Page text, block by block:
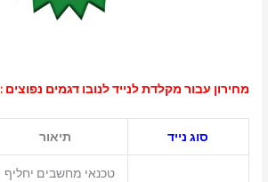
מחירון עבור מקלדת לנייד לנובו דגמים נפוצים :
סוג נייד תיאור
טכנאי מחשבים יחליף